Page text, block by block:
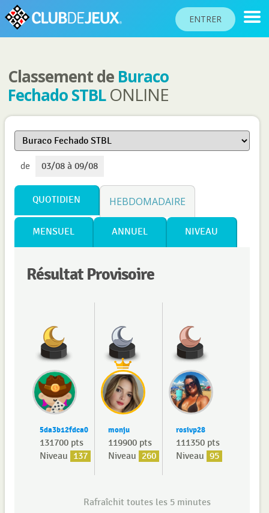
ENTRER
CLASSEMENTS
TOURNOIS
COMMUNAUTÉ
AIDE
PASSEPORT
JOUER
Classement de Buraco
Fechado STBL ONLINE
de 03/08 à 09/08
QUOTIDIEN HEBDOMADAIRE
MENSUEL ANNUEL NIVEAU
Résultat Provisoire
5da3b12fdca0
131700 pts
Niveau 137
monju
119900 pts
Niveau 260
rosivp28
111350 pts
Niveau 95
Rafraîchit toutes les 5 minutes